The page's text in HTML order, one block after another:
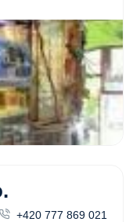
+420 777 869 021